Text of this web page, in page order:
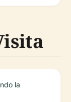
la